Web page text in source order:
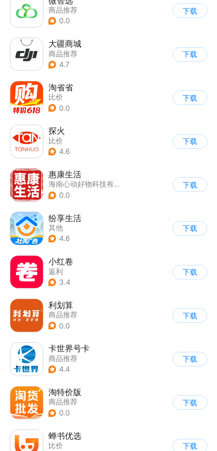
商品推荐
0.0
下载
大疆商城
商品推荐
4.7
下载
淘省省
比价
0.0
下载
探火
比价
4.6
下载
惠康生活
海南心动好物科技有限公司
0.0
下载
纷享生活
其他
4.6
下载
小红卷
返利
3.4
下载
利划算
商品推荐
0.0
下载
卡世界号卡
商品推荐
4.4
下载
淘特价版
商品推荐
0.0
下载
蝉书优选
比价
下载